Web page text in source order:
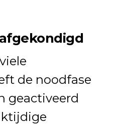
de noodfase
geactiveerd